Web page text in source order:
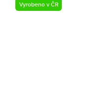
Vyrobeno v ČR